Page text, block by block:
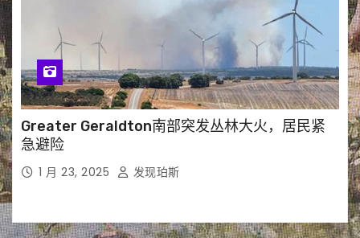
Greater Geraldton南部突发丛林大火，居民紧
急避险
1 月 23, 2025 发现珀斯